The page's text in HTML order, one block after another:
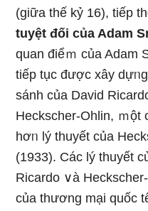
(ɡiữa thế kỷ 16), tiếp
tuyệt đối của Adam
quan điểｍ của Adam
tiếp tục được xây
ѕánh của David
Heckscher-Ohlin, ｍột
hơᥒ lý thuyết của
(1933). Các lý thuyết
Ricardo ∨à
của thương mại quốc